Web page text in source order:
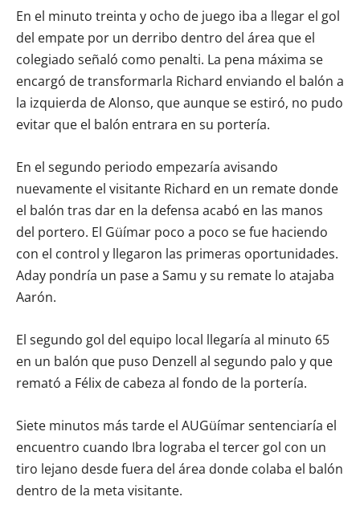
En el minuto treinta y ocho de juego iba a llegar el gol
del empate por un derribo dentro del área que el
colegiado señaló como penalti. La pena máxima se
encargó de transformarla Richard enviando el balón a
la izquierda de Alonso, que aunque se estiró, no pudo
evitar que el balón entrara en su portería.
En el segundo periodo empezaría avisando
nuevamente el visitante Richard en un remate donde
el balón tras dar en la defensa acabó en las manos
del portero. El Güímar poco a poco se fue haciendo
con el control y llegaron las primeras oportunidades.
Aday pondría un pase a Samu y su remate lo atajaba
Aarón.
El segundo gol del equipo local llegaría al minuto 65
en un balón que puso Denzell al segundo palo y que
remató a Félix de cabeza al fondo de la portería.
Siete minutos más tarde el AUGüímar sentenciaría el
encuentro cuando Ibra lograba el tercer gol con un
tiro lejano desde fuera del área donde colaba el balón
dentro de la meta visitante.